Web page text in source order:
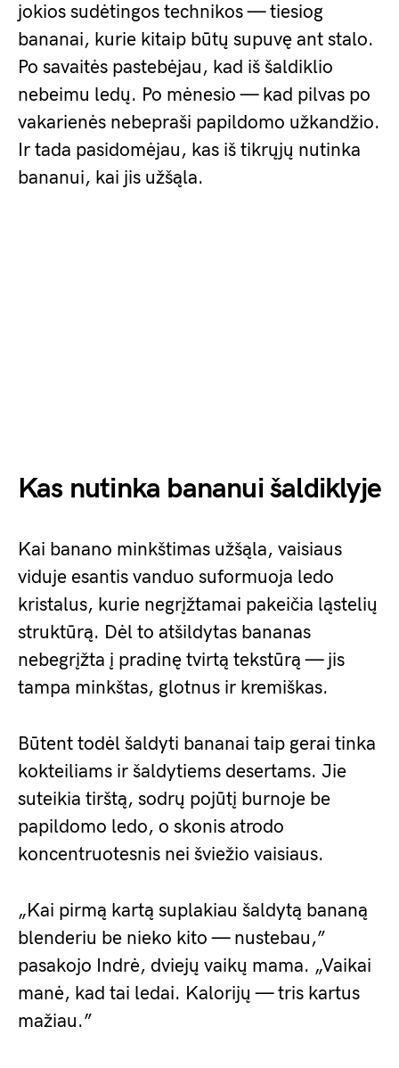
jokios sudėtingos technikos — tiesiog
bananai, kurie kitaip būtų supuvę ant stalo.
Po savaitės pastebėjau, kad iš šaldiklio
nebeimu ledų. Po mėnesio — kad pilvas po
vakarienės nebepraši papildomo užkandžio.
Ir tada pasidomėjau, kas iš tikrųjų nutinka
bananui, kai jis užšąla.
Kas nutinka bananui šaldiklyje
Kai banano minkštimas užšąla, vaisiaus
viduje esantis vanduo suformuoja ledo
kristalus, kurie negrįžtamai pakeičia ląstelių
struktūrą. Dėl to atšildytas bananas
nebegrįžta į pradinę tvirtą tekstūrą — jis
tampa minkštas, glotnus ir kremiškas.
Būtent todėl šaldyti bananai taip gerai tinka
kokteiliams ir šaldytiems desertams. Jie
suteikia tirštą, sodrų pojūtį burnoje be
papildomo ledo, o skonis atrodo
koncentruotesnis nei šviežio vaisiaus.
„Kai pirmą kartą suplakiau šaldytą bananą
blenderiu be nieko kito — nustebau,”
pasakojo Indrė, dviejų vaikų mama. „Vaikai
manė, kad tai ledai. Kalorijų — tris kartus
mažiau.”